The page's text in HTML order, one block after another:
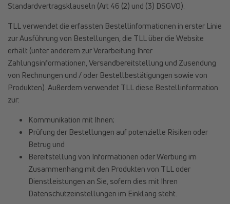
Standardvertragsklauseln (Art 46 (2) und (3) DSGVO).
TLL verwendet die erfassten Bestellinformationen in erster Linie
zur Ausführung von Bestellungen, die TLL über die Website
erhält (unter anderem zur Verarbeitung Ihrer
Zahlungsinformationen, Versandbereitstellung und Zusendung
von Rechnungen und / oder Bestellbestätigungen sowie von
Produkten). Außerdem verwendet TLL diese Bestellinformation
zur:
Kommunikation mit Ihnen;
Prüfung der Bestellungen auf potenzielle Risiken oder
Betrug und
Bereitstellung von Informationen oder Werbung im
Zusammenhang mit den Produkten von TLL oder
Dienstleistungen an Sie, sofern dies mit Ihren
Datenschutzeinstellungen im Einklang steht.